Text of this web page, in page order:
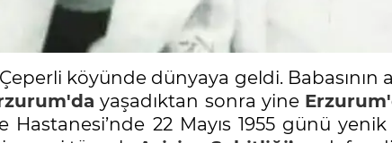
Çeperli köyünde dünyaya geldi. Babasının
yaşadıktan sonra yine
Hastanesi’nde 22 Mayıs 1955 günü